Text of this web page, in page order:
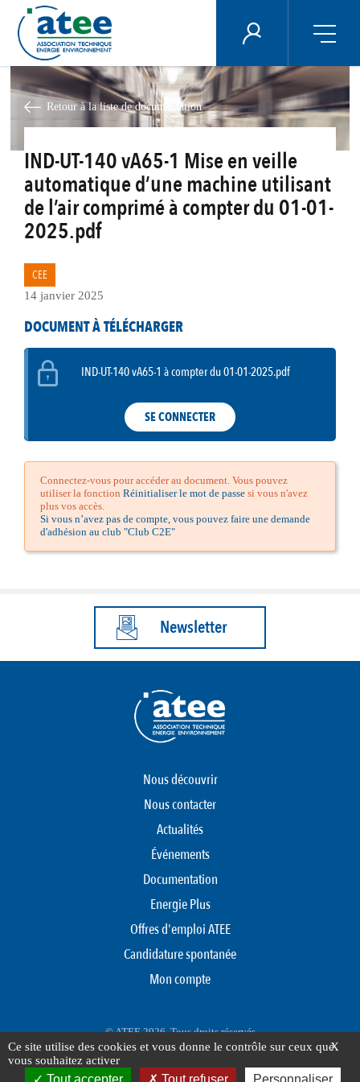
au
contenu
principal
ÉNERGIE PLUS
Retour à la liste de documentation
IND-UT-140 vA65-1 Mise en veille
automatique d’une machine utilisant
de l’air comprimé à compter du 01-01-
2025.pdf
CEE
14 janvier 2025
DOCUMENT À TÉLÉCHARGER
IND-UT-140 vA65-1 à compter du 01-01-2025.pdf
SE CONNECTER
Connectez-vous pour accéder au document. Vous pouvez
utiliser la fonction Réinitialiser le mot de passesi vous n'avez
plus vos accès.
Si vous n’avez pas de compte, vous pouvez faire une demande
d'adhésion au club "Club C2E"
Newsletter
Nous découvrir
Nous contacter
Actualités
Événements
Documentation
Energie Plus
Offres d'emploi ATEE
Candidature spontanée
Mon compte
© ATEE 2026. Tous droits réservés
Protection des données personnelles Plan du site
Panneau de gestion des cookies
X
Ce site utilise des cookies et vous donne le contrôle sur ceux que
vous souhaitez activer
Tout accepter Tout refuser Personnaliser